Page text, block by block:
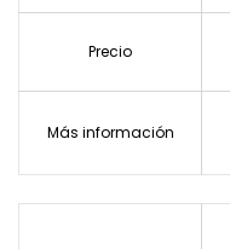
Precio
Más información